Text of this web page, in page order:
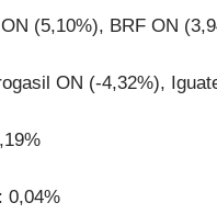
(5,10%), BRF ON
ON (-4,32%),
0,04%